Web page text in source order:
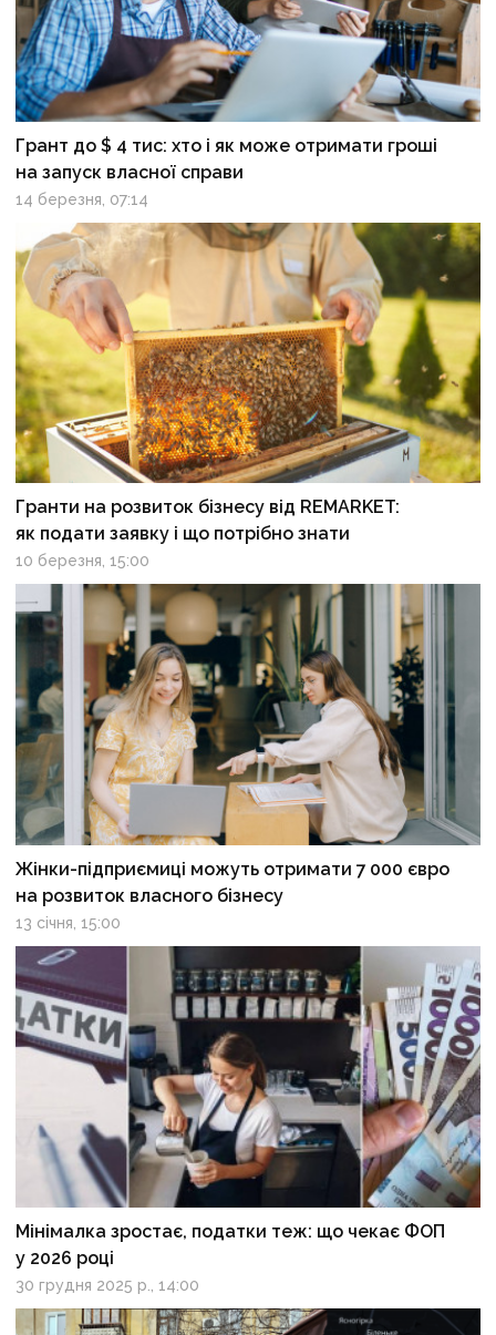
Грант до $ 4 тис: хто і як може отримати гроші
на запуск власної справи
14 березня, 07:14
Гранти на розвиток бізнесу від REMARKET:
як подати заявку і що потрібно знати
10 березня, 15:00
Жінки-підприємиці можуть отримати 7 000 євро
на розвиток власного бізнесу
13 січня, 15:00
Мінімалка зростає, податки теж: що чекає ФОП
у 2026 році
30 грудня 2025 р., 14:00